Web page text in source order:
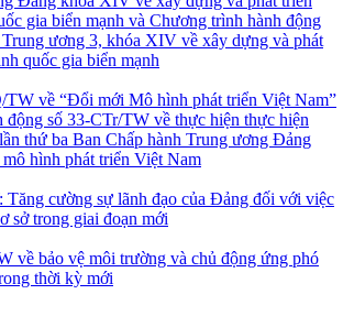
gia biển mạnh và Chương trình hành động
ương 3, khóa XIV về xây dựng và phát
quốc gia biển mạnh
TW về “Đổi mới Mô hình phát triển Việt Nam”
động số 33-CTr/TW về thực hiện thực hiện
thứ ba Ban Chấp hành Trung ương Đảng
hình phát triển Việt Nam
cường sự lãnh đạo của Đảng đối với việc
sở trong giai đoạn mới
về bảo vệ môi trường và chủ động ứng phó
thời kỳ mới